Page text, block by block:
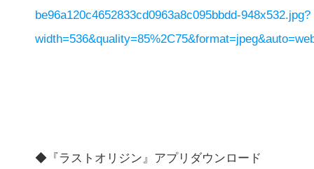
be96a120c4652833cd0963a8c095bbdd-948x532.jpg?
◆『ラストオリジン』アプリダウンロード